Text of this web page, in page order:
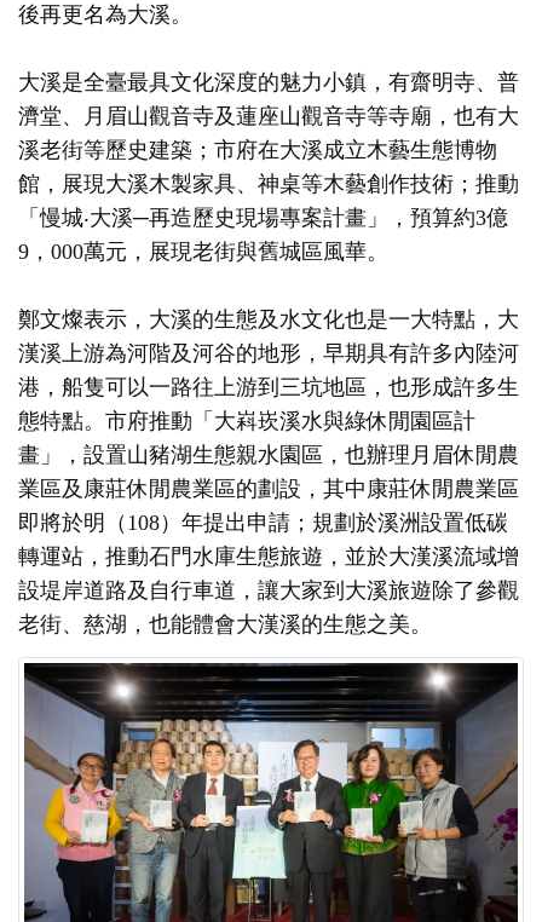
後再更名為大溪。
大溪是全臺最具文化深度的魅力小鎮，有齋明寺、普
濟堂、月眉山觀音寺及蓮座山觀音寺等寺廟，也有大
溪老街等歷史建築；市府在大溪成立木藝生態博物
館，展現大溪木製家具、神桌等木藝創作技術；推動
「慢城‧大溪─再造歷史現場專案計畫」，預算約3億
9，000萬元，展現老街與舊城區風華。
鄭文燦表示，大溪的生態及水文化也是一大特點，大
漢溪上游為河階及河谷的地形，早期具有許多內陸河
港，船隻可以一路往上游到三坑地區，也形成許多生
態特點。市府推動「大嵙崁溪水與綠休閒園區計
畫」，設置山豬湖生態親水園區，也辦理月眉休閒農
業區及康莊休閒農業區的劃設，其中康莊休閒農業區
即將於明（108）年提出申請；規劃於溪洲設置低碳
轉運站，推動石門水庫生態旅遊，並於大漢溪流域增
設堤岸道路及自行車道，讓大家到大溪旅遊除了參觀
老街、慈湖，也能體會大漢溪的生態之美。